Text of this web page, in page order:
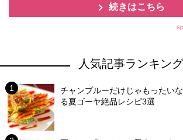
続きはこちら
人気記事ランキング
チャンプルーだけじゃもったい
る夏ゴーヤ絶品レシピ3選